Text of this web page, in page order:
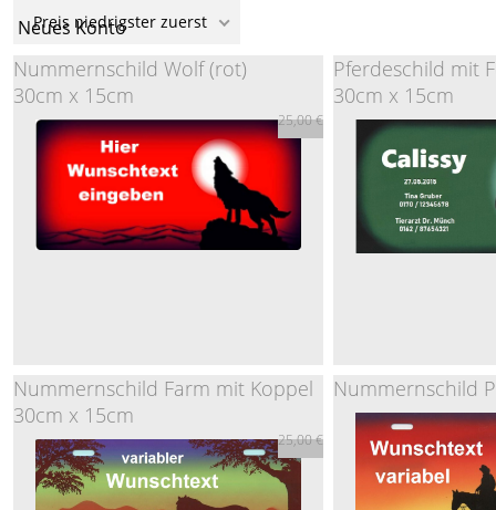
Neues Konto
Preis niedrigster zuerst
Nummernschild Wolf (rot)
30cm x 15cm
25,00 €
Nummernschild Wolf (rot)
30cm x 15cm
Pferdeschild mit
30cm x 15cm
Pferdeschild
30cm
Nummernschild Farm mit Koppel
30cm x 15cm
25,00 €
Nummernschild